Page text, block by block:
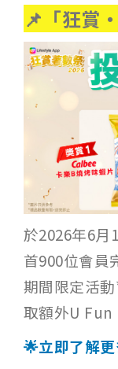
📌「狂賞
於2026年6月
首900位會員
期間限定活
取額外U Fun
🌟立即了解